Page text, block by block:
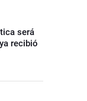
será
recibió